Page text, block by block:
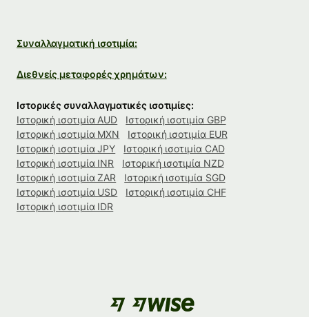
Συναλλαγματική ισοτιμία:
Διεθνείς μεταφορές χρημάτων:
Ιστορικές συναλλαγματικές ισοτιμίες:
Ιστορική ισοτιμία AUD
Ιστορική ισοτιμία GBP
Ιστορική ισοτιμία MXN
Ιστορική ισοτιμία EUR
Ιστορική ισοτιμία JPY
Ιστορική ισοτιμία CAD
Ιστορική ισοτιμία INR
Ιστορική ισοτιμία NZD
Ιστορική ισοτιμία ZAR
Ιστορική ισοτιμία SGD
Ιστορική ισοτιμία USD
Ιστορική ισοτιμία CHF
Ιστορική ισοτιμία IDR